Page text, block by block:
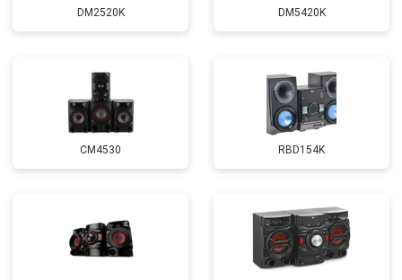
DM2520K DM5420K
CM4530 RBD154K